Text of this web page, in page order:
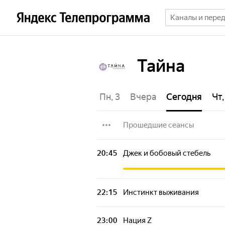
Тайна
Пн, 3 Вчера Сегодня
Прошедшие сеансы
Ювелиртрейд. С любовью из
Нация Z
Токийские мстители
20:45 Джек и бобовый стебель
22:15 Инстинкт выживания
23:00 Нация Z